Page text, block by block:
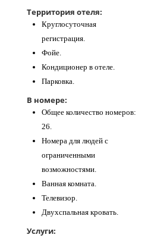
Территория отеля:
Круглосуточная
регистрация.
Фойе.
Кондиционер в отеле.
Парковка.
В номере:
Общее количество номеров:
26.
Номера для людей с
ограниченными
возможностями.
Ванная комната.
Телевизор.
Двухспальная кровать.
Услуги: